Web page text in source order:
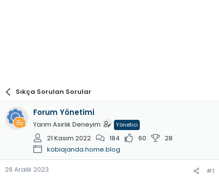
Sıkça Sorulan Sorular
Forum Yönetimi
Yarım Asırlık Deneyim Yönetici
21 Kasım 2022 184 60
28
kobiajanda.home.blog
26 Aralık 2023 #1